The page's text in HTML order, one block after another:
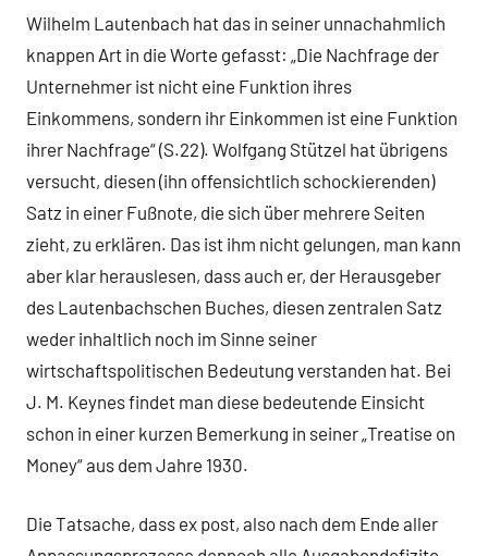
Wilhelm Lautenbach hat das in seiner unnachahmlich
knappen Art in die Worte gefasst: „Die Nachfrage der
Unternehmer ist nicht eine Funktion ihres
Einkommens, sondern ihr Einkommen ist eine Funktion
ihrer Nachfrage“ (S.22). Wolfgang Stützel hat übrigens
versucht, diesen (ihn offensichtlich schockierenden)
Satz in einer Fußnote, die sich über mehrere Seiten
zieht, zu erklären. Das ist ihm nicht gelungen, man kann
aber klar herauslesen, dass auch er, der Herausgeber
des Lautenbachschen Buches, diesen zentralen Satz
weder inhaltlich noch im Sinne seiner
wirtschaftspolitischen Bedeutung verstanden hat. Bei
J. M. Keynes findet man diese bedeutende Einsicht
schon in einer kurzen Bemerkung in seiner „Treatise on
Money“ aus dem Jahre 1930.
Die Tatsache, dass ex post, also nach dem Ende aller